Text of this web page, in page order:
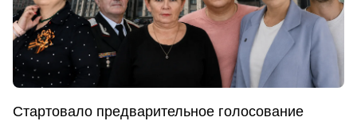
Стартовало предварительное голосование